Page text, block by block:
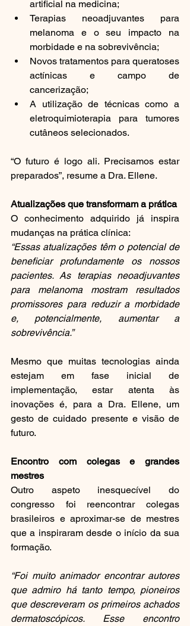
artificial na medicina;
Terapias neoadjuvantes para
melanoma e o seu impacto na
morbidade e na sobrevivência;
Novos tratamentos para queratoses
actínicas e campo de
cancerização;
A utilização de técnicas como a
eletroquimioterapia para tumores
cutâneos selecionados.
“O futuro é logo ali. Precisamos estar
preparados”, resume a Dra. Ellene.
Atualizações que transformam a prática
O conhecimento adquirido já inspira
mudanças na prática clínica:
“Essas atualizações têm o potencial de
beneficiar profundamente os nossos
pacientes. As terapias neoadjuvantes
para melanoma mostram resultados
promissores para reduzir a morbidade
e, potencialmente, aumentar a
sobrevivência.”
Mesmo que muitas tecnologias ainda
estejam em fase inicial de
implementação, estar atenta às
inovações é, para a Dra. Ellene, um
gesto de cuidado presente e visão de
futuro.
Encontro com colegas e grandes
mestres
Outro aspeto inesquecível do
congresso foi reencontrar colegas
brasileiros e aproximar-se de mestres
que a inspiraram desde o início da sua
formação.
“Foi muito animador encontrar autores
que admiro há tanto tempo, pioneiros
que descreveram os primeiros achados
dermatoscópicos. Esse encontro